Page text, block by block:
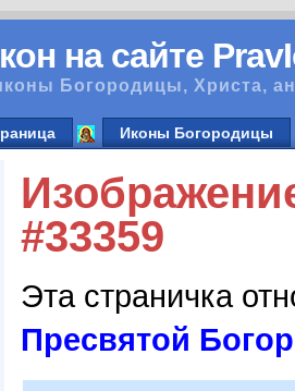
на сайте
Богородицы, Христа,
Иконы Богородицы
#33359
Эта страничка
Пресвятой